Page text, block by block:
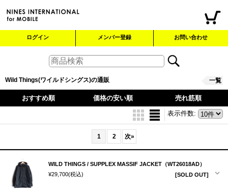
ログイン メンバー登録 お問い合わせ
Wild Things(ワイルドシングス)の通販 一覧
おすすめ順 価格の安い順
売れ筋順
表示件数:
1 2 次»
WILD THINGS / SUPPLEX MASSIF JACKET（WT26018AD）
¥29,700(税込) [SOLD OUT]